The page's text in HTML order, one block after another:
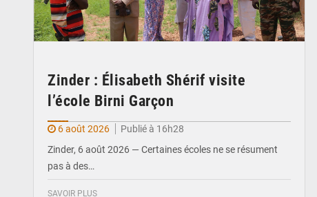
Zinder : Élisabeth Shérif visite
l’école Birni Garçon
6 août 2026
Publié à 16h28
Zinder, 6 août 2026 — Certaines écoles ne se résument
pas à des…
SAVOIR PLUS